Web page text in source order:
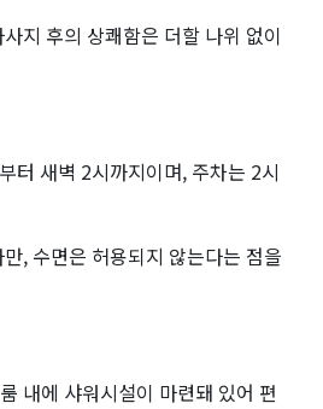
지 후의 상쾌함은 더할 나위 없이
터 새벽 2시까지이며, 주차는 2시
, 수면은 허용되지 않는다는 점을
내에 샤워시설이 마련돼 있어 편